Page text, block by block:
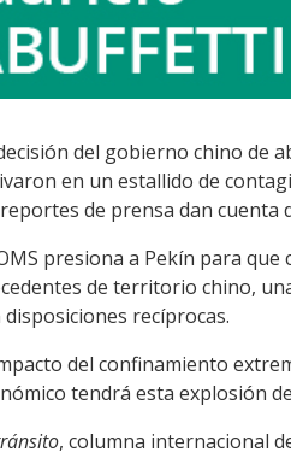
del gobierno chino de
en un estallido de
de prensa dan cuenta
presiona a Pekín para
de territorio chino,
disposiciones recíprocas.
del confinamiento
tendrá esta explosión
, columna internacional